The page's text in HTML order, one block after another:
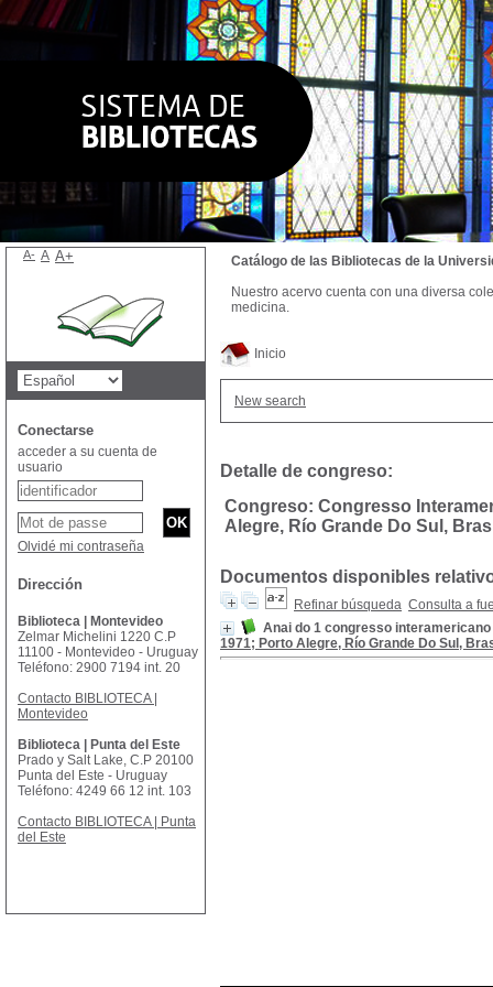
Inicio
New search
Detalle de congreso:
Congreso: Congresso
Alegre, Río Grande Do Sul,
Documentos disponibles
Refinar búsqueda Consulta a
Anai do 1 congresso
1971; Porto Alegre, Río Grande Do Sul,
Catálogo de las Bibliotecas de la
Nuestro acervo cuenta con una diversa
medicina.
A- A A+
Conectarse
acceder a su cuenta de
usuario
Olvidé mi contraseña
Dirección
Biblioteca | Montevideo
Zelmar Michelini 1220 C.P
11100 - Montevideo - Uruguay
Teléfono: 2900 7194 int. 20
Contacto BIBLIOTECA |
Montevideo
Biblioteca | Punta del Este
Prado y Salt Lake, C.P 20100
Punta del Este - Uruguay
Teléfono: 4249 66 12 int. 103
Contacto BIBLIOTECA | Punta
del Este